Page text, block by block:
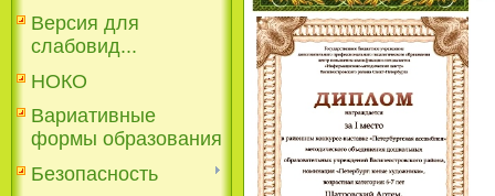
Версия для
слабовид...
НОКО
Вариативные
формы образования
Безопасность